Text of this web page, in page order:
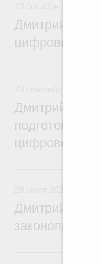
Дмитрий
Дмитрий
подготовки
цифровой
Дмитрий